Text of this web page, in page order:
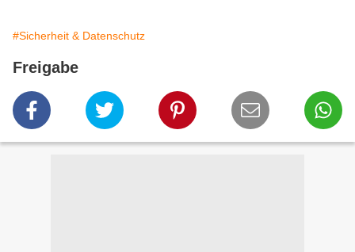
#Sicherheit & Datenschutz
Freigabe